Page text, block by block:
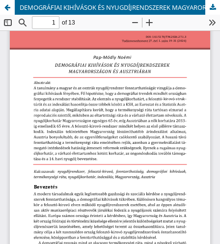
DEMOGRÁFIAI KIHÍVÁSOK ÉS NYUGDÍJRENDSZEREK MAGYARORSZÁGON ÉS AUSZTRIÁBAN